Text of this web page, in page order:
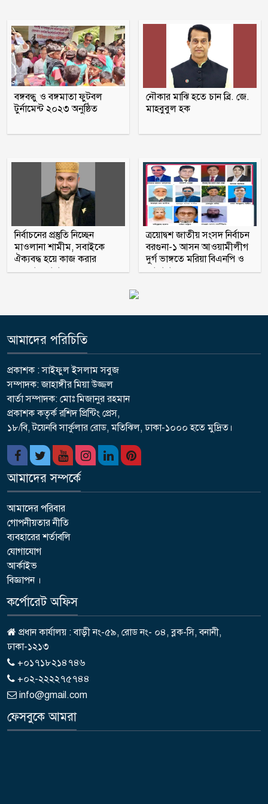
জুলাই স্মৃতি জাদুঘর বিতাড়িত ফ্যাসিস্টদের
মুখোশ উন্মোচন করবে: প্রধানমন্ত্রী
তিতুমীর কলেজে ছাত্রশক্তির ২ নেতার ওপর
ছাত্রদলের হামলার অভিযোগ
বঙ্গবন্ধু ও বঙ্গমাতা ফুটবল
টুর্নামেন্ট ২০২৩ অনুষ্ঠিত
নৌকার মাঝি হতে চান ব্রি. জে.
মাহবুবুল হক
নির্বাচনের প্রস্তুতি নিচ্ছেন
মাওলানা শামীম, সবাইকে
ঐক্যবদ্ধ হয়ে কাজ করার
অহব্বান জানান
ত্রয়োদ্বশ জাতীয় সংসদ নির্বাচন
বরগুনা-১ আসন আওয়ামীলীগ
দুর্গ ভাঙ্গতে মরিয়া বিএনপি ও
জামায়াত
আমাদের পরিচিতি
প্রকাশক : সাইফুল ইসলাম সবুজ
সম্পাদক: জাহাঙ্গীর মিয়া উজ্জল
বার্তা সম্পাদক: মোঃ মিজানুর রহমান
প্রকাশক কতৃর্ক রশিদ প্রিন্টিং প্রেস,
১৮/বি, টয়েনবি সার্কুলার রোড, মতিঝিল, ঢাকা-১০০০ হতে মুদ্রিত।
আমাদের সম্পর্কে
আমাদের পরিবার
গোপনীয়তার নীতি
ব্যবহারের শর্তাবলি
যোগাযোগ
আর্কাইভ
বিজ্ঞাপন ।
কর্পোরেট অফিস
প্রধান কার্যালয় : বাড়ী নং-৫৯, রোড নং- ০৪, ব্লক-সি, বনানী,
ঢাকা-১২১৩
+০১৭১৮২১৪৭৪৬
+০২-২২২২৭৫৭৪৪
info@gmail.com
ফেসবুকে আমরা